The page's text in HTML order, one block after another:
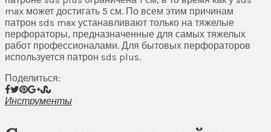
max может достигать 5 см. По всем этим причинам
патрон sds max устанавливают только на тяжелые
перфораторы, предназначенные для самых тяжелых
работ профессионалами. Для бытовых перфораторов
используется патрон sds plus.
Поделиться:
Инструменты